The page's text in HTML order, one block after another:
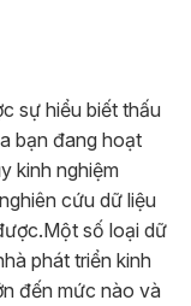
sự hiểu biết thấu
bạn đang hoạt
kinh nghiệm
cứu dữ liệu
Một số loại dữ
phát triển kinh
đến mức nào và